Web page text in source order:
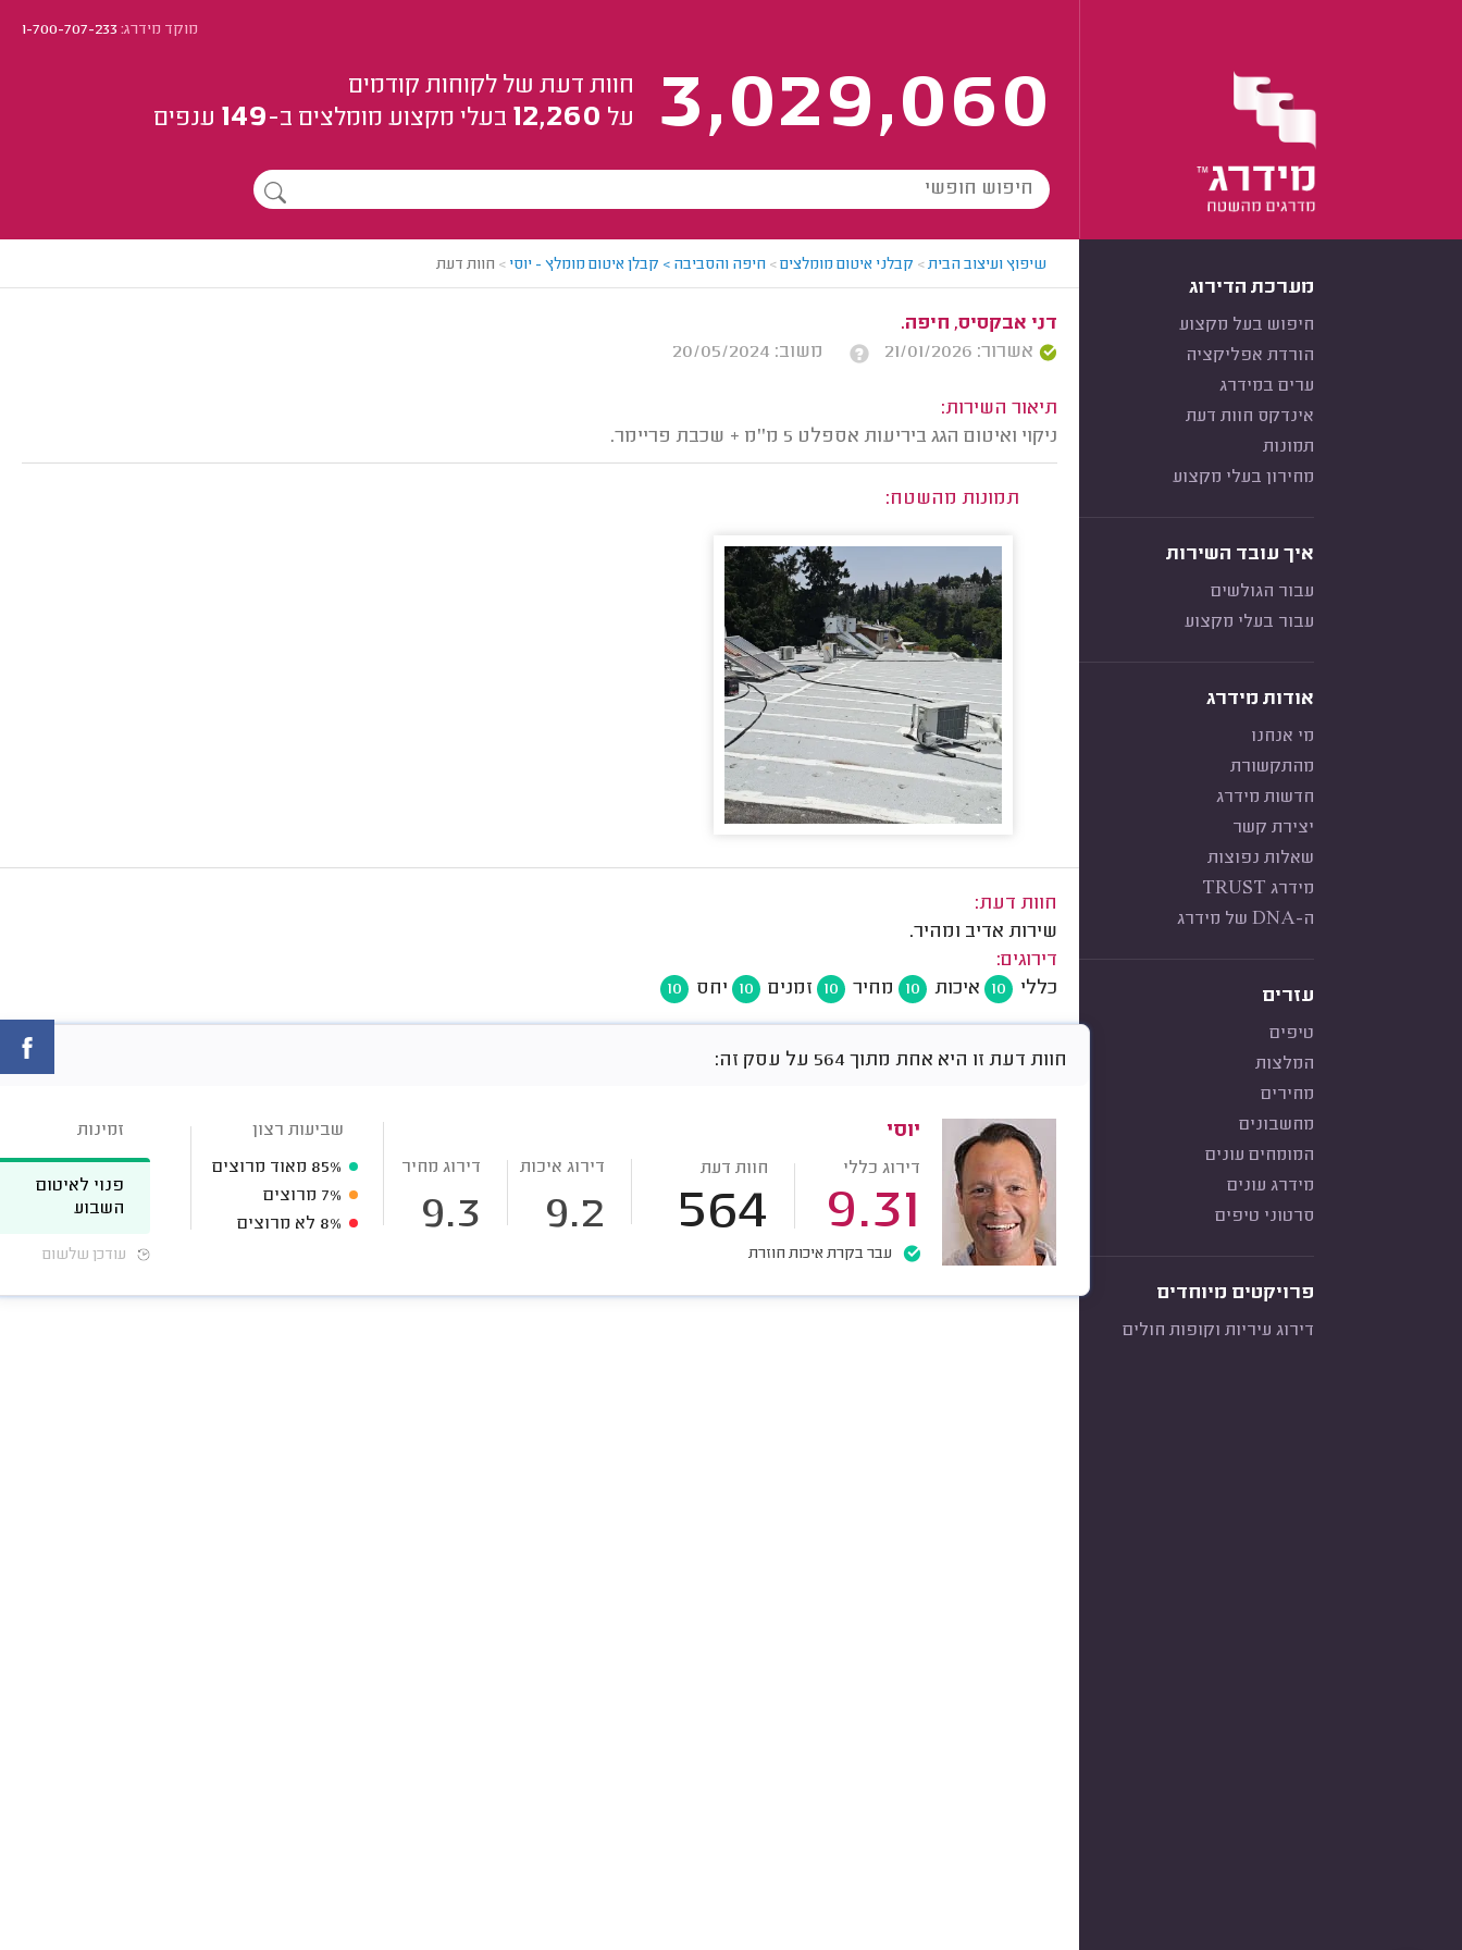
מוקד מידרג:1-700-707-233
3,029,060
חוות דעת של לקוחות קודמים
על 12,260 בעלי מקצוע מומלצים ב-149 ענפים
מערכת הדירוג
חיפוש בעל מקצוע
הורדת אפליקציה
ערים במידרג
אינדקס חוות דעת
תמונות
מחירון בעלי מקצוע
איך עובד השירות
עבור הגולשים
עבור בעלי מקצוע
אודות מידרג
מי אנחנו
מהתקשורת
חדשות מידרג
יצירת קשר
שאלות נפוצות
מידרג TRUST
ה-DNA של מידרג
עזרים
טיפים
המלצות
מחירים
מחשבונים
המומחים עונים
מידרג עונים
סרטוני טיפים
פרויקטים מיוחדים
דירוג עיריות וקופות חולים
שיפוץ ועיצוב הבית> קבלני איטום מומלצים> חיפה והסביבה > קבלן איטום מומלץ - יוסי > חוות דעת
דני אבקסיס, חיפה.
אשרור: 21/01/2026
משוב: 20/05/2024
תיאור השירות:
ניקוי ואיטום הגג ביריעות אספלט 5 מ''מ + שכבת פריימר.
תמונות מהשטח:
חוות דעת:
שירות אדיב ומהיר.
דירוגים:
כללי
10 איכות 10 מחיר 10 זמנים 10 יחס 10
חוות דעת זו היא אחת מתוך 564 על עסק זה:
יוסי
דירוג כללי
9.31
חוות דעת
564
דירוג איכות
9.2
דירוג מחיר
9.3
עבר בקרת איכות חוזרת
שביעות רצון
85% מאוד מרוצים
7% מרוצים
8% לא מרוצים
זמינות
פנוי לאיטום
השבוע
עודכן שלשום